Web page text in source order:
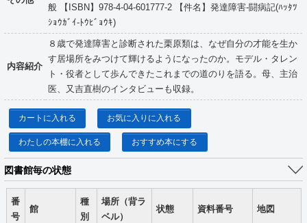
般 【ISBN】978-4-04-601777-2 【件名】発達障害-闘病記(ﾊｯﾀﾂ
ｼｮｳｶﾞｲ-ﾄｳﾋﾞｮｳｷ)
内容紹介
８歳で発達障害と診断された栗原類は、なぜ自分の才能を生か
す居場所をみつけて輝けるようになったのか。モデル・タレン
ト・役者として歩んできたこれまでの道のりを語る。母、主治
医、又吉直樹のインタビューも収録。
カートに入れる お気に入りに入れる
わたしの本棚に入れる おすすめ本にする
図書館毎の状態
番
号
館
種
別
場所（背ラ
ベル）
状態 資料番号 地図